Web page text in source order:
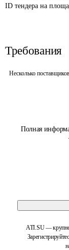
Полная
ATI.SU —
ID тендера на
Требования
Несколько